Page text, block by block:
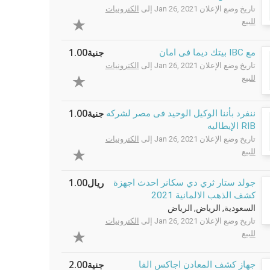
تاريخ وضع الإعلان Jan 26, 2021 إلى
الكترونيات
للبيع
مع IBC بيتك ديما فى امان
تاريخ وضع الإعلان Jan 26, 2021 إلى
الكترونيات
للبيع
جنية1.00
ننفرد بأننا الوكيل الوحيد فى مصر لشركه
RIB الإيطاليه
تاريخ وضع الإعلان Jan 26, 2021 إلى
الكترونيات
للبيع
جنية1.00
جولد ستار ثري دي سكانر احدث اجهزة
كشف الذهب الالمانية 2021
السعودية, الرياض, الرياض
تاريخ وضع الإعلان Jan 26, 2021 إلى
الكترونيات
للبيع
ريال1.00
جهاز كشف المعادن اجاكس الفا جنية2.00